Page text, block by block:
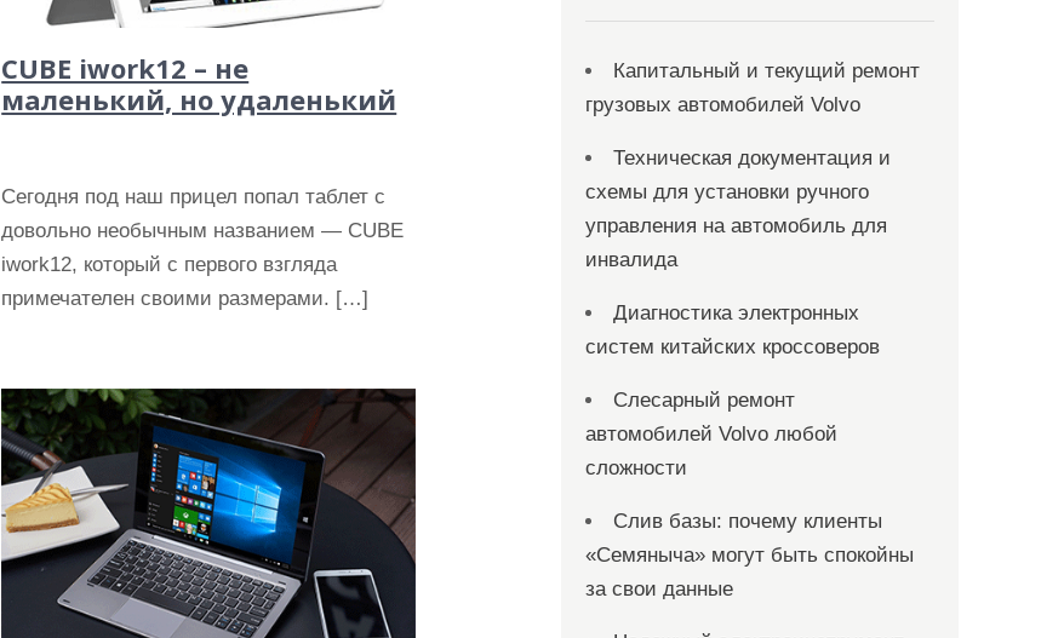
CUBE iwork12 – не
маленький, но удаленький
Сегодня под наш прицел попал таблет с
довольно необычным названием — CUBE
iwork12, который с первого взгляда
примечателен своими размерами. […]
Капитальный и текущий ремонт
грузовых автомобилей Volvo
Техническая документация и
схемы для установки ручного
управления на автомобиль для
инвалида
Диагностика электронных
систем китайских кроссоверов
Слесарный ремонт
автомобилей Volvo любой
сложности
Слив базы: почему клиенты
«Семяныча» могут быть спокойны
за свои данные